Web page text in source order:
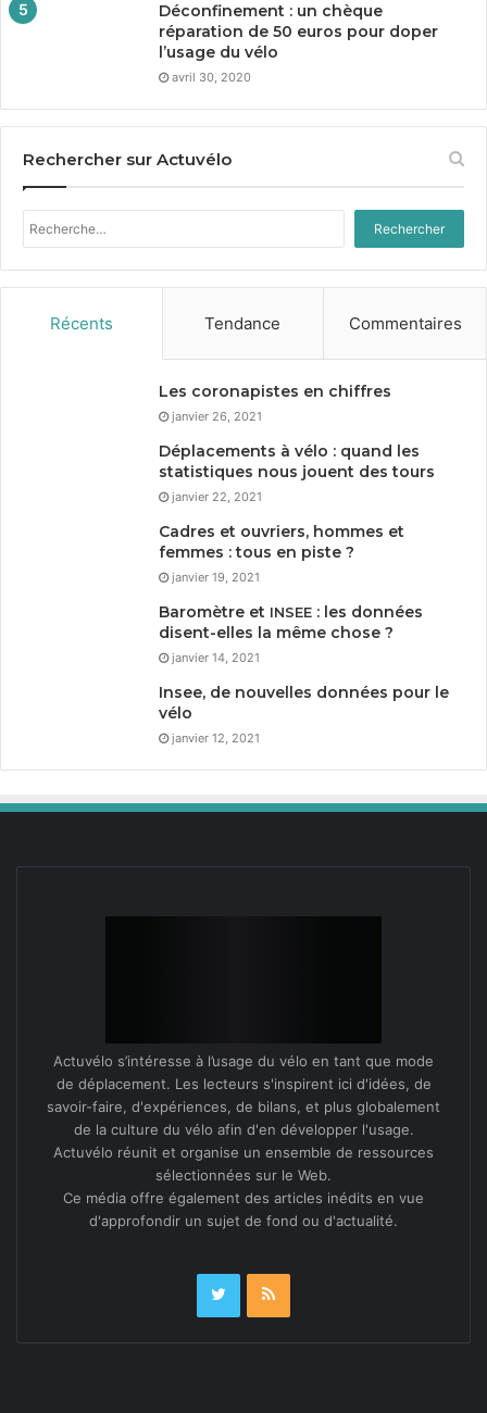
Déconfinement : un chèque
réparation de 50 euros pour doper
l’usage du vélo
avril 30, 2020
Rechercher sur Actuvélo
Rechercher :
Récents Tendance Commentaires
Les coronapistes en chiffres
janvier 26, 2021
Déplacements à vélo : quand les
statistiques nous jouent des tours
janvier 22, 2021
Cadres et ouvriers, hommes et
femmes : tous en piste ?
janvier 19, 2021
Baromètre et INSEE : les données
disent-elles la même chose ?
janvier 14, 2021
Insee, de nouvelles données pour le
vélo
janvier 12, 2021
Actuvélo s’intéresse à l’usage du vélo en tant que mode
de déplacement. Les lecteurs s'inspirent ici d'idées, de
savoir-faire, d'expériences, de bilans, et plus globalement
de la culture du vélo afin d'en développer l'usage.
Actuvélo réunit et organise un ensemble de ressources
sélectionnées sur le Web.
Ce média offre également des articles inédits en vue
d'approfondir un sujet de fond ou d'actualité.